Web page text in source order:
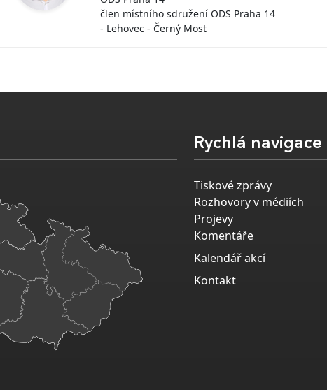
člen místního sdružení ODS Praha 14
- Lehovec - Černý Most
Rychlá navigace
Tiskové zprávy
Rozhovory v médiích
Projevy
Komentáře
Kalendář akcí
Kontakt